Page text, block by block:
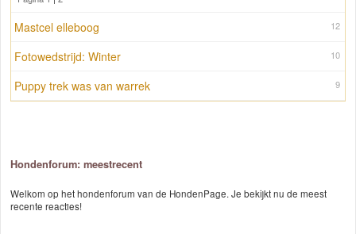
12
Mastcel elleboog
10
Fotowedstrijd: Winter
9
Puppy trek was van warrek
Hondenforum: meestrecent
Welkom op het hondenforum van de HondenPage. Je bekijkt nu de meest
recente reacties!